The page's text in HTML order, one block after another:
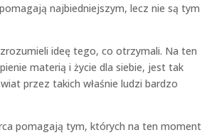
najbiedniejszym, lecz nie są tym
ideę tego, co otrzymali. Na ten
materią i życie dla siebie, jest tak
przez takich właśnie ludzi bardzo
pomagają tym, których na ten moment